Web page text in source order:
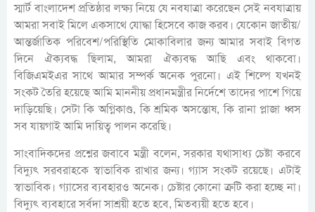
স্মার্ট বাংলাদেশ প্রতিষ্ঠার লক্ষ্য নিয়ে যে নবযাত্রা করেছেন সেই নবযাত্রায়
আমরা সবাই মিলে একসাথে যোদ্ধা হিসেবে কাজ করব। যেকোন জাতীয়/
আন্তর্জাতিক পরিবেশ/পরিস্থিতি মোকাবিলার জন্য আমার সবাই বিগত
দিনে ঐক্যবদ্ধ ছিলাম, আমরা ঐক্যবদ্ধ আছি এবং থাকবো।
বিজিএমইএর সাথে আমার সম্পর্ক অনেক পুরনো। এই শিল্পে যখনই
সংকট তৈরি হয়েছে আমি মাননীয় প্রধানমন্ত্রীর নির্দেশে তাদের পাশে গিয়ে
দাড়িয়েছি। সেটা কি অগ্নিকাণ্ড, কি শ্রমিক অসন্তোষ, কি রানা প্লাজা ধ্বস
সব যায়গাই আমি দায়িত্ব পালন করেছি।
সাংবাদিকদের প্রশ্নের জবাবে মন্ত্রী বলেন, সরকার যথাসাধ্য চেষ্টা করবে
বিদ্যুৎ সরবরাহকে স্বাভাবিক রাখার জন্য। গ্যাস সংকট রয়েছে। এটাই
স্বাভাবিক। গ্যাসের ব্যবহারও অনেক। চেষ্টার কোনো ত্রুটি করা হচ্ছে না।
বিদ্যুৎ ব্যবহারে সর্বদা সাশ্রয়ী হতে হবে, মিতব্যয়ী হতে হবে।